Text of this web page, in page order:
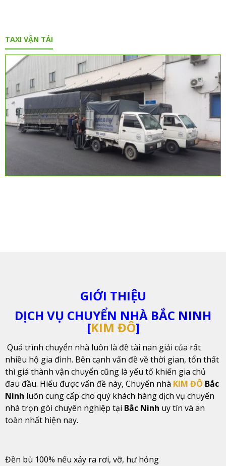
TAXI VẬN TẢI
GIỚI THIỆU
DỊCH VỤ CHUYỂN NHÀ BẮC NINH
[KIM ĐÔ]
Quá trình chuyển nhà luôn là đề tài nan giải của rất
nhiều hộ gia đình. Bên cạnh vấn đề về thời gian, tổn thất
thì giá thành vận chuyển cũng là yếu tố khiến gia chủ
đau đầu. Hiểu được vấn đề này, Chuyển nhà KIM ĐÔ Bắc
Ninh luôn cung cấp cho quý khách hàng dịch vụ chuyển
nhà trọn gói chuyên nghiệp tại Bắc Ninh uy tín và an
toàn nhất hiện nay.
Đền bù 100% nếu xảy ra rơi, vỡ, hư hỏng